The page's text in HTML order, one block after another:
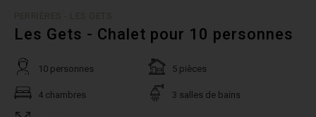
Les Gets - Chalet pour 10 personnes
10 personnes 5 pièces
4 chambres 3 salles de bains